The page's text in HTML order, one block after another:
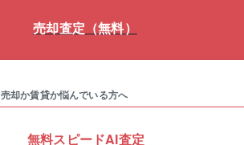
売却査定（無料）
売却か賃貸か悩んでいる方へ
無料スピードAI査定